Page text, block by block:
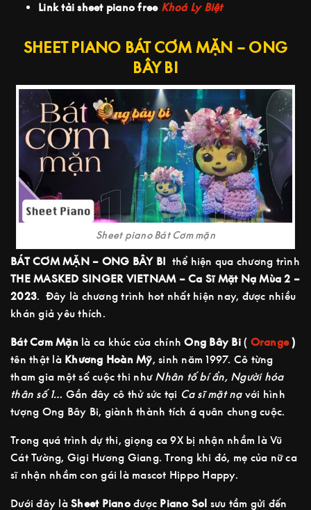
Link tải sheet piano free Khoá Ly Biệt
SHEET PIANO BÁT CƠM MẶN – ONG
BÂY BI
Sheet piano Bát Cơm mặn
BÁT CƠM MẶN – ONG BÂY BI thể hiện qua chương trình
THE MASKED SINGER VIETNAM – Ca Sĩ Mặt Nạ Mùa 2 –
2023. Đây là chương trình hot nhất hiện nay, được nhiều
khán giả yêu thích.
Bát Cơm Mặn là ca khúc của chínhOng Bây Bi( Orange)
tên thật là Khương Hoàn Mỹ, sinh năm 1997. Cô từng
tham gia một số cuộc thi như Nhân tố bí ẩn, Người hóa
thân số 1… Gần đây cô thử sức tại Ca sĩ mặt nạvới hình
tượng Ong Bây Bi, giành thành tích á quân chung cuộc.
Trong quá trình dự thi, giọng ca 9X bị nhận nhầm là Vũ
Cát Tường, Gigi Hương Giang. Trong khi đó, mẹ của nữ ca
sĩ nhận nhầm con gái là mascot Hippo Happy.
Dưới đây là Sheet Pianođược Piano Sol sưu tầm gửi đến